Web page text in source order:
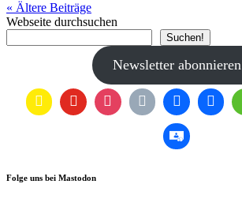
« Ältere Beiträge
Webseite durchsuchen
Suchen!
Newsletter abonnieren
Folge uns bei Mastodon